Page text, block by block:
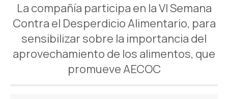
La compañía participa en la VI Semana
Contra el Desperdicio Alimentario, para
sensibilizar sobre la importancia del
aprovechamiento de los alimentos, que
promueve AECOC